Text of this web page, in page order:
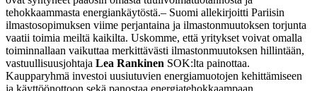
tehokkaammasta energiankäytöstä.– Suomi allekirjoitti Pariisin
ilmastosopimuksen viime perjantaina ja ilmastonmuutoksen torjunta
vaatii toimia meiltä kaikilta. Uskomme, että yritykset voivat omalla
toiminnallaan vaikuttaa merkittävästi ilmastonmuutoksen hillintään,
vastuullisuusjohtaja Lea Rankinen SOK:lta painottaa.
Kaupparyhmä investoi uusiutuvien energiamuotojen kehittämiseen
ja käyttöönottoon sekä panostaa energiatehokkaampaan